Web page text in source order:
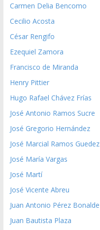
Carmen Delia Bencomo
Cecilio Acosta
César Rengifo
Ezequiel Zamora
Francisco de Miranda
Henry Pittier
Hugo Rafael Chávez Frías
José Antonio Ramos Sucre
José Gregorio Hernández
José Marcial Ramos Guedez
José María Vargas
José Martí
José Vicente Abreu
Juan Antonio Pérez Bonalde
Juan Bautista Plaza